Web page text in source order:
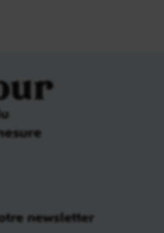
newsletter